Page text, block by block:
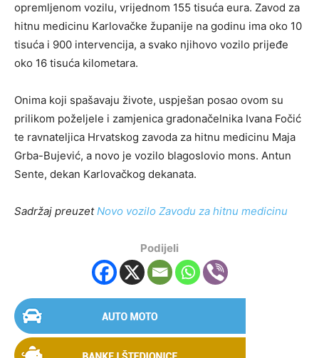
opremljenom vozilu, vrijednom 155 tisuća eura. Zavod za
hitnu medicinu Karlovačke županije na godinu ima oko 10
tisuća i 900 intervencija, a svako njihovo vozilo prijeđe
oko 16 tisuća kilometara.
Onima koji spašavaju živote, uspješan posao ovom su
prilikom poželjele i zamjenica gradonačelnika Ivana Fočić
te ravnateljica Hrvatskog zavoda za hitnu medicinu Maja
Grba-Bujević, a novo je vozilo blagoslovio mons. Antun
Sente, dekan Karlovačkog dekanata.
Sadržaj preuzetNovo vozilo Zavodu za hitnu medicinu
Podijeli